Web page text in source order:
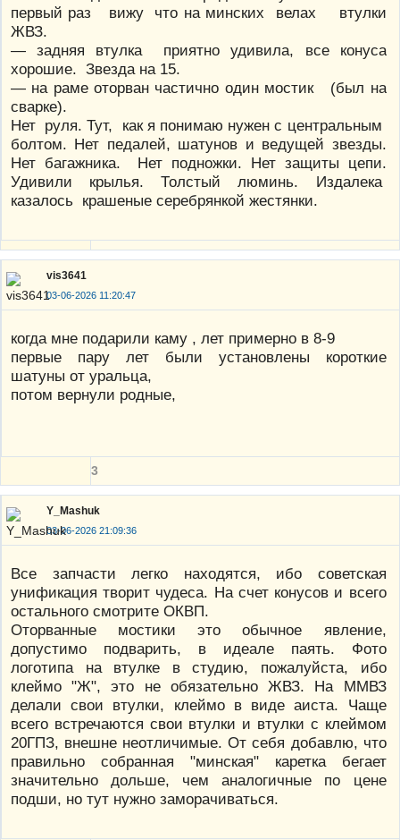
первый раз вижу что на минских велах втулки
ЖВЗ.
— задняя втулка приятно удивила, все конуса
хорошие. Звезда на 15.
— на раме оторван частично один мостик (был на
сварке).
Нет руля. Тут, как я понимаю нужен с центральным
болтом. Нет педалей, шатунов и ведущей звезды.
Нет багажника. Нет подножки. Нет защиты цепи.
Удивили крылья. Толстый люминь. Издалека
казалось крашеные серебрянкой жестянки.
vis3641
03-06-2026 11:20:47
когда мне подарили каму , лет примерно в 8-9
первые пару лет были установлены короткие
шатуны от уральца,
потом вернули родные,
3
Y_Mashuk
03-06-2026 21:09:36
Все запчасти легко находятся, ибо советская
унификация творит чудеса. На счет конусов и всего
остального смотрите ОКВП.
Оторванные мостики это обычное явление,
допустимо подварить, в идеале паять. Фото
логотипа на втулке в студию, пожалуйста, ибо
клеймо "Ж", это не обязательно ЖВЗ. На ММВЗ
делали свои втулки, клеймо в виде аиста. Чаще
всего встречаются свои втулки и втулки с клеймом
20ГПЗ, внешне неотличимые. От себя добавлю, что
правильно собранная "минская" каретка бегает
значительно дольше, чем аналогичные по цене
подши, но тут нужно заморачиваться.